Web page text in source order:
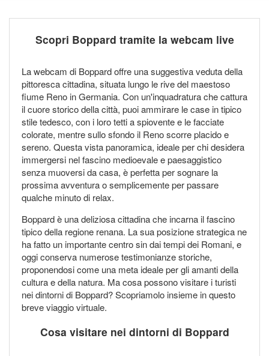
Scopri Boppard tramite la webcam live
La webcam di Boppard offre una suggestiva veduta della
pittoresca cittadina, situata lungo le rive del maestoso
fiume Reno in Germania. Con un'inquadratura che cattura
il cuore storico della città, puoi ammirare le case in tipico
stile tedesco, con i loro tetti a spiovente e le facciate
colorate, mentre sullo sfondo il Reno scorre placido e
sereno. Questa vista panoramica, ideale per chi desidera
immergersi nel fascino medioevale e paesaggistico
senza muoversi da casa, è perfetta per sognare la
prossima avventura o semplicemente per passare
qualche minuto di relax.
Boppard è una deliziosa cittadina che incarna il fascino
tipico della regione renana. La sua posizione strategica ne
ha fatto un importante centro sin dai tempi dei Romani, e
oggi conserva numerose testimonianze storiche,
proponendosi come una meta ideale per gli amanti della
cultura e della natura. Ma cosa possono visitare i turisti
nei dintorni di Boppard? Scopriamolo insieme in questo
breve viaggio virtuale.
Cosa visitare nei dintorni di Boppard